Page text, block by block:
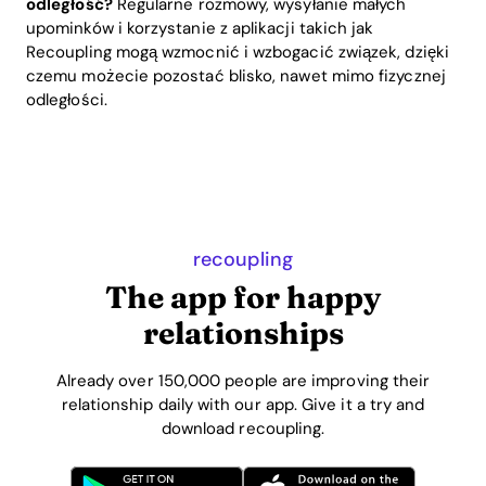
upominków i korzystanie z aplikacji takich jak
Recoupling mogą wzmocnić i wzbogacić związek, dzięki
czemu możecie pozostać blisko, nawet mimo fizycznej
odległości.
recoupling
The app for happy
relationships
Already over 150,000 people are improving their
relationship daily with our app. Give it a try and
download recoupling.